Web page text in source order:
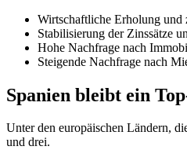
Wirtschaftliche Erholung und
Stabilisierung der Zinssätze
Hohe Nachfrage nach
Steigende Nachfrage nach
Spanien bleibt ein
Unter den europäischen Ländern,
und drei.